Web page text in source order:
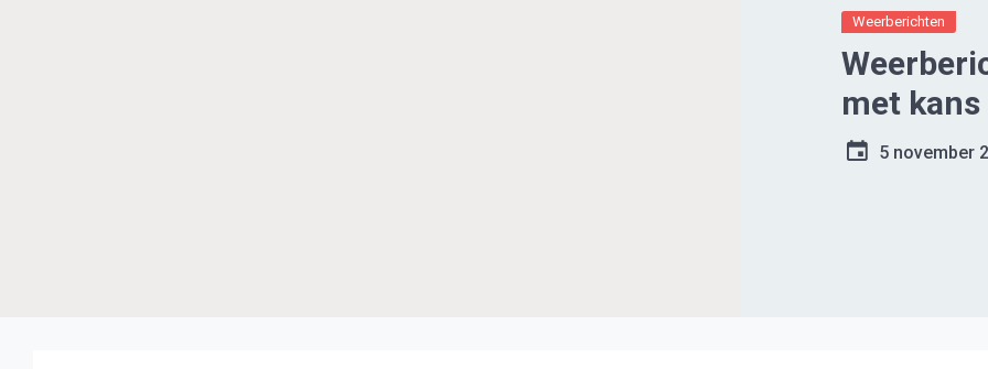
Weerberichten
met
5 november